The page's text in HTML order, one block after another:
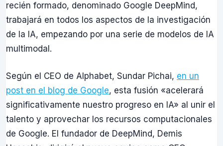
recién formado, denominado Google DeepMind,
trabajará en todos los aspectos de la investigación
de la IA, empezando por una serie de modelos de IA
multimodal.
Según el CEO de Alphabet, Sundar Pichai, en un
post en el blog de Google, esta fusión «acelerará
significativamente nuestro progreso en IA» al unir el
talento y aprovechar los recursos computacionales
de Google. El fundador de DeepMind, Demis